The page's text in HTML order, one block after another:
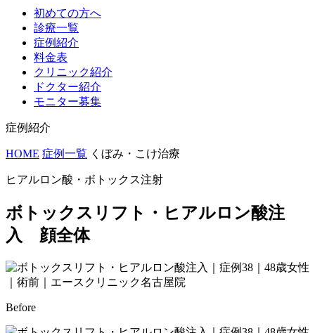
初めての方へ
診療一覧
症例紹介
料金表
クリニック紹介
ドクター紹介
モニター募集
症例紹介
HOME 症例一覧 くぼみ・こけ治療
ヒアルロン酸・ボトックス注射
ボトックスリフト・ヒアルロン酸注
入 顔全体
Before